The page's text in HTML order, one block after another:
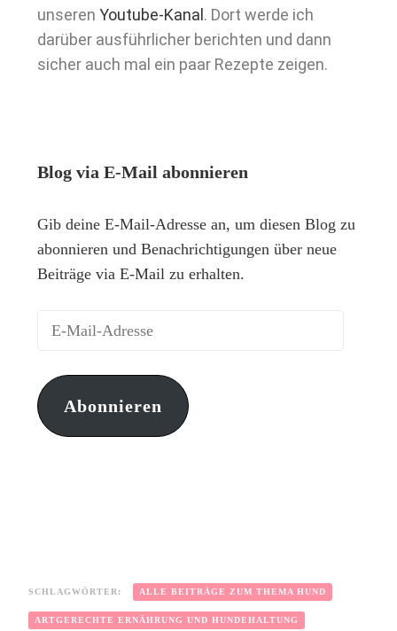
unseren Youtube-Kanal . Dort werde ich
darüber ausführlicher berichten und dann
sicher auch mal ein paar Rezepte zeigen.
Blog via E-Mail abonnieren
Gib deine E-Mail-Adresse an, um diesen Blog zu
abonnieren und Benachrichtigungen über neue
Beiträge via E-Mail zu erhalten.
Abonnieren
SCHLAGWÖRTER: ALLE BEITRÄGE ZUM THEMA HUND
ARTGERECHTE ERNÄHRUNG UND HUNDEHALTUNG